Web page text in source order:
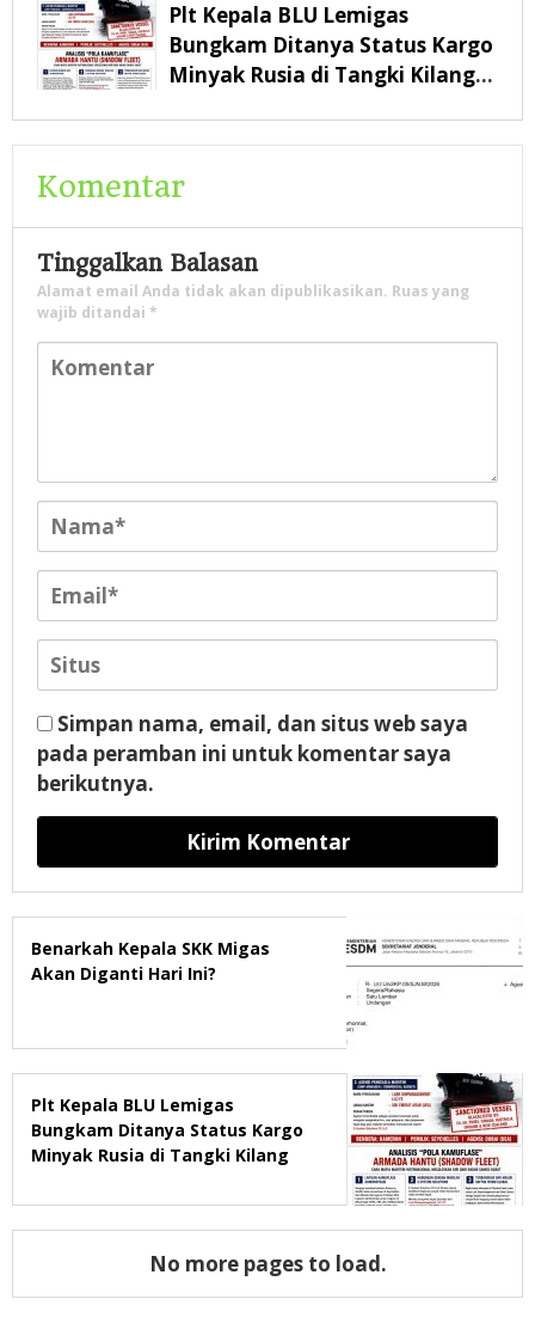
Plt Kepala BLU Lemigas
Bungkam Ditanya Status Kargo
Minyak Rusia di Tangki Kilang
Komentar
Tinggalkan Balasan
Alamat email Anda tidak akan dipublikasikan. Ruas yang
wajib ditandai *
Simpan nama, email, dan situs web saya
pada peramban ini untuk komentar saya
berikutnya.
Benarkah Kepala SKK Migas
Akan Diganti Hari Ini?
Plt Kepala BLU Lemigas
Bungkam Ditanya Status Kargo
Minyak Rusia di Tangki Kilang
No more pages to load.